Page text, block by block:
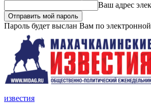
Ваш адрес
Пароль будет выслан Вам по
известия